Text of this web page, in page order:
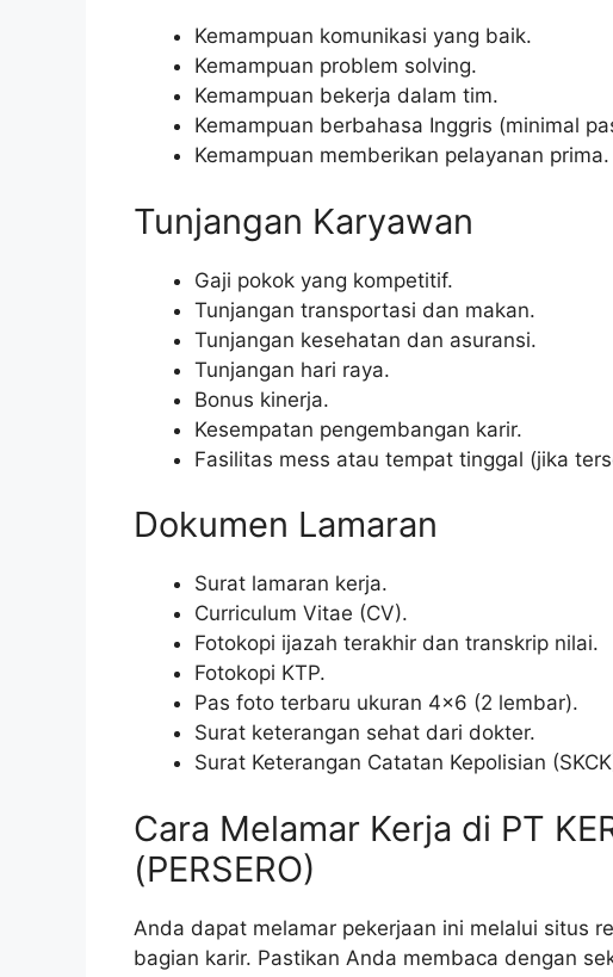
Kemampuan komunikasi yang baik.
Kemampuan problem solving.
Kemampuan bekerja dalam tim.
Kemampuan berbahasa Inggris (minimal
Kemampuan memberikan pelayanan prima.
Tunjangan Karyawan
Gaji pokok yang kompetitif.
Tunjangan transportasi dan makan.
Tunjangan kesehatan dan asuransi.
Tunjangan hari raya.
Bonus kinerja.
Kesempatan pengembangan karir.
Fasilitas mess atau tempat tinggal (jika
Dokumen Lamaran
Surat lamaran kerja.
Curriculum Vitae (CV).
Fotokopi ijazah terakhir dan transkrip nilai.
Fotokopi KTP.
Pas foto terbaru ukuran 4×6 (2 lembar).
Surat keterangan sehat dari dokter.
Surat Keterangan Catatan Kepolisian
Cara Melamar Kerja di PT
(PERSERO)
Anda dapat melamar pekerjaan ini melalui situs
bagian karir. Pastikan Anda membaca dengan